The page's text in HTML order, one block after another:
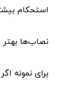
استحکام
نصاب‌ها بهتر
برای نمونه